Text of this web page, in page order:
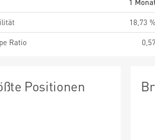
1
18,73
Ratio
Positionen